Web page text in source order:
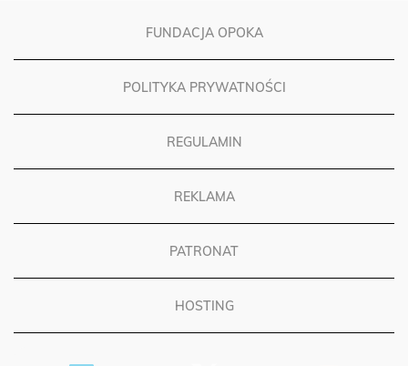
FUNDACJA OPOKA
POLITYKA PRYWATNOŚCI
REGULAMIN
REKLAMA
PATRONAT
HOSTING